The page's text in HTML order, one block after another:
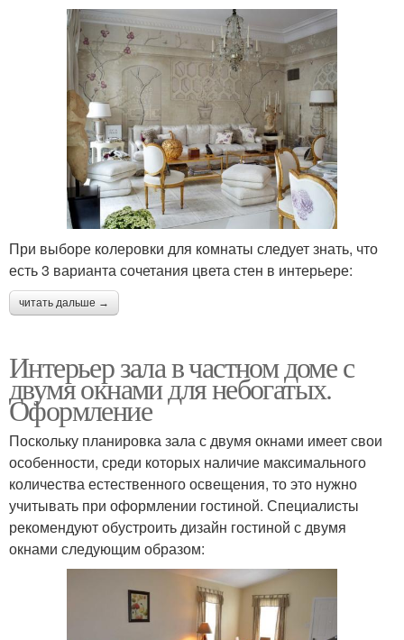
При выборе колеровки для комнаты следует знать, что
есть 3 варианта сочетания цвета стен в интерьере:
читать дальше →
Интерьер зала в частном доме с
двумя окнами для небогатых.
Оформление
Поскольку планировка зала с двумя окнами имеет свои
особенности, среди которых наличие максимального
количества естественного освещения, то это нужно
учитывать при оформлении гостиной. Специалисты
рекомендуют обустроить дизайн гостиной с двумя
окнами следующим образом: